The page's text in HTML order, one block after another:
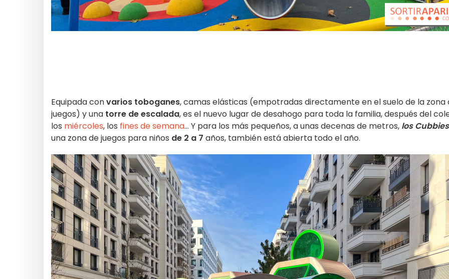
Equipada convarios toboganes, camas elásticas (empotradas directamente en el suelo de la zona
juegos) y una torre de escalada, es el nuevo lugar de desahogo para toda la familia, después del
los miércoles, los fines de semana... Y para los más pequeños, a unas decenas de metros, los Cubbies
una zona de juegos para niños de 2 a 7 años, también está abierta todo el año.